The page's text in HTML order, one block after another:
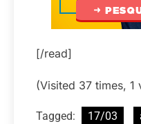
[/read]
(Visited 37 times, 1
Tagged: 17/03